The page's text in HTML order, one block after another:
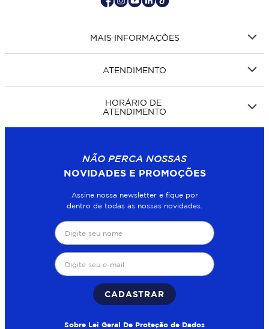
MAIS INFORMAÇÕES
ATENDIMENTO
HORÁRIO DE
ATENDIMENTO
NÃO PERCA NOSSAS
NOVIDADES E PROMOÇÕES
Assine nossa newsletter e fique por
dentro de todas as nossas novidades.
CADASTRAR
Sobre Lei Geral De Proteção de Dados